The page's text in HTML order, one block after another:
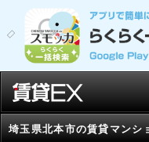
埼玉県北本市の賃貸マンシ